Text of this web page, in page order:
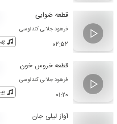
قطعه صَوایی
فرهود جلالی کندلوسی
۰۲:۵۲
قطعه خروس خون
فرهود جلالی کندلوسی
۰۱:۲۰
آواز لیلی جان